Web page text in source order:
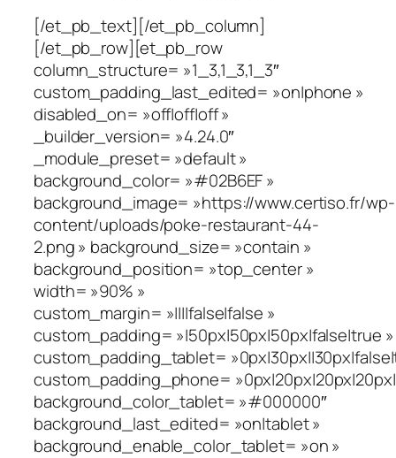
[/et_pb_text][/et_pb_column]
[/et_pb_row][et_pb_row
column_structure= »1_3,1_3,1_3″
custom_padding_last_edited= »on|phone »
disabled_on= »off|off|off »
_builder_version= »4.24.0″
_module_preset= »default »
background_color= »#02B6EF »
background_image= »https://www.certiso.fr/wp-
content/uploads/poke-restaurant-44-
2.png » background_size= »contain »
background_position= »top_center »
width= »90% »
custom_margin= »||||false|false »
custom_padding= »|50px|50px|50px|false|true »
custom_padding_tablet=
custom_padding_phone=
background_color_tablet= »#000000″
background_last_edited= »on|tablet »
background_enable_color_tablet= »on »